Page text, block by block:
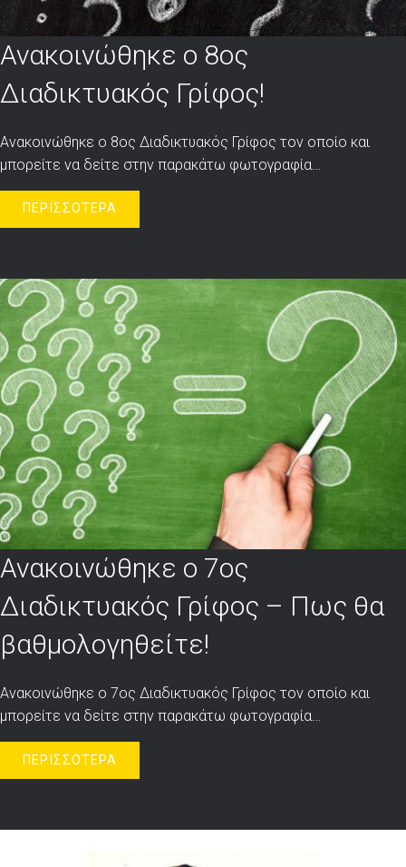
Ανακοινώθηκε ο 8ος
Διαδικτυακός Γρίφος!
Ανακοινώθηκε ο 8ος Διαδικτυακός Γρίφος τον οποίο και
μπορείτε να δείτε στην παρακάτω φωτογραφία…
ΠΕΡΙΣΣΟΤΕΡΑ
Ανακοινώθηκε ο 7ος
Διαδικτυακός Γρίφος – Πως θα
βαθμολογηθείτε!
Ανακοινώθηκε ο 7ος Διαδικτυακός Γρίφος τον οποίο και
μπορείτε να δείτε στην παρακάτω φωτογραφία…
ΠΕΡΙΣΣΟΤΕΡΑ